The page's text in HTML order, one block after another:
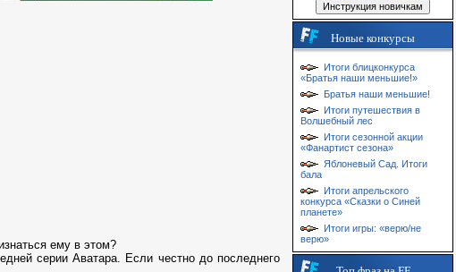
ему в этом?
серии Аватара. Если честно до последнего
Новые конкурсы
Итоги блицконкурса
«Братья наши меньшие!»
Братья наши меньшие!
Итоги путешествия в
Волшебный лес
Итоги сезонной акции
«Фанартист сезона»
Яблоневый Сад. Итоги
бала
Итоги апрельского
конкурса «Сказки о Синей
планете»
Итоги игры: «верю/не
верю»